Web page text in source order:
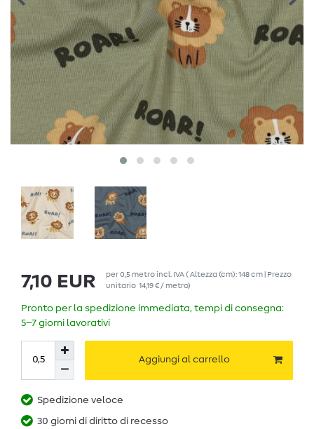
7,10 EUR per0,5 metroincl. IVA( Altezza (cm): 148 cm | Prezzo
unitario 14,19 € / metro)
Pronto per la spedizione immediata, tempi di consegna:
5–7 giorni lavorativi
Aggiungi al carrello
Spedizione veloce
30 giorni di diritto di recesso